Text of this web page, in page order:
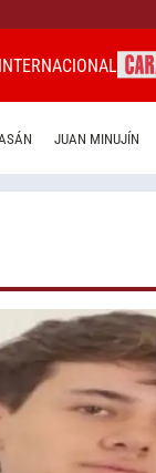
INTERNACIONAL
JUAN MINUJÍN